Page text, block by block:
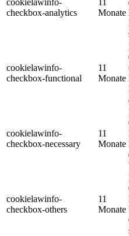
checkbox-analytics
Monate
cookielawinfo-
checkbox-functional
11
Monate
cookielawinfo-
checkbox-necessary
11
Monate
cookielawinfo-
checkbox-others
11
Monate